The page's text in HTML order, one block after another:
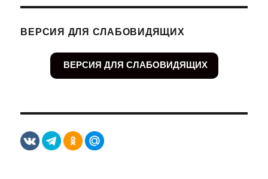
ВЕРСИЯ ДЛЯ СЛАБОВИДЯЩИХ
ВЕРСИЯ ДЛЯ СЛАБОВИДЯЩИХ